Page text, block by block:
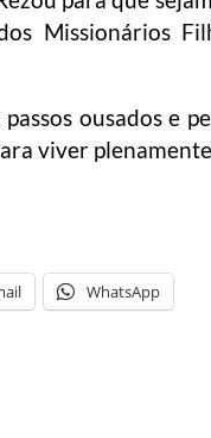
Missionários
ousados ​​e
viver
WhatsApp